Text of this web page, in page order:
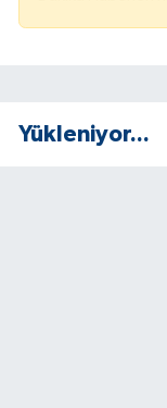
Yükleniyor...